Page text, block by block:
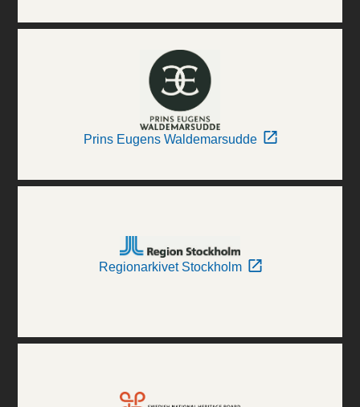
Prins Eugens Waldemarsudde
Regionarkivet Stockholm